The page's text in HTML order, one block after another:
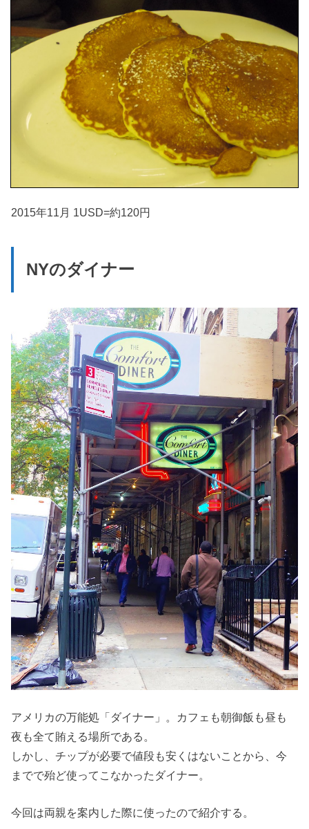
2015年11月 1USD=約120円
NYのダイナー
アメリカの万能処「ダイナー」。カフェも朝御飯も昼も
夜も全て賄える場所である。
しかし、チップが必要で値段も安くはないことから、今
までで殆ど使ってこなかったダイナー。
今回は両親を案内した際に使ったので紹介する。